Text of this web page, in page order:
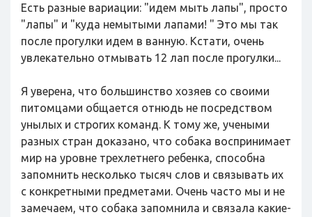
Есть разные вариации: "идем мыть лапы", просто
"лапы" и "куда немытыми лапами! " Это мы так
после прогулки идем в ванную. Кстати, очень
увлекательно отмывать 12 лап после прогулки...
Я уверена, что большинство хозяев со своими
питомцами общается отнюдь не посредством
унылых и строгих команд. К тому же, учеными
разных стран доказано, что собака воспринимает
мир на уровне трехлетнего ребенка, способна
запомнить несколько тысяч слов и связывать их
с конкретными предметами. Очень часто мы и не
замечаем, что собака запомнила и связала какие-